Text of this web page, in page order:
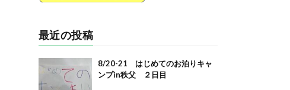
最近の投稿
8/20-21 はじめてのお泊りキャ
ンプin秩父 ２日目